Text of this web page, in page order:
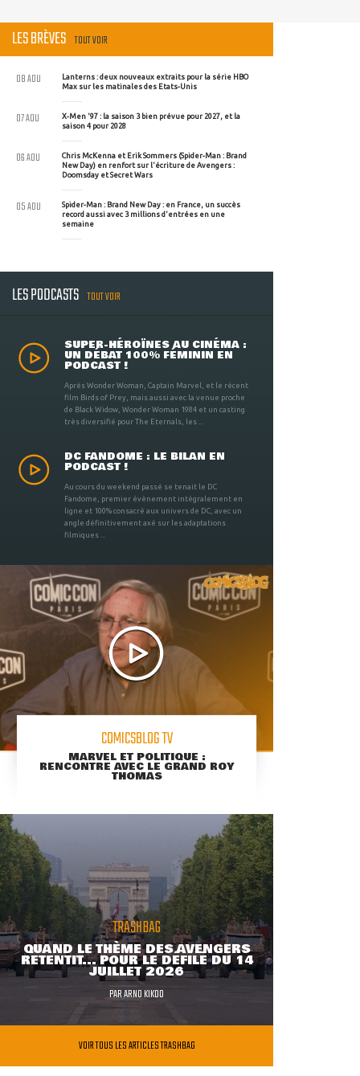
LES BRÈVES TOUT VOIR
Lanterns : deux nouveaux extraits pour la série HBO
Max sur les matinales des Etats-Unis
08 AOU
X-Men '97 : la saison 3 bien prévue pour 2027, et la
saison 4 pour 2028
07 AOU
Chris McKenna et Erik Sommers (Spider-Man : Brand
New Day) en renfort sur l'écriture de Avengers :
Doomsday et Secret Wars
06 AOU
Spider-Man : Brand New Day : en France, un succès
record aussi avec 3 millions d'entrées en une
semaine
05 AOU
LES PODCASTS TOUT VOIR
SUPER-HÉROÏNES AU CINÉMA :
UN DÉBAT 100% FÉMININ EN
PODCAST !
Après Wonder Woman, Captain Marvel, et le récent
film Birds of Prey, mais aussi avec la venue proche
de Black Widow, Wonder Woman 1984 et un casting
très diversifié pour The Eternals, les ...
DC FANDOME : LE BILAN EN
PODCAST !
Au cours du weekend passé se tenait le DC
Fandome, premier évènement intégralement en
ligne et 100% consacré aux univers de DC, avec un
angle définitivement axé sur les adaptations
filmiques ...
COMICSBLOG TV
MARVEL ET POLITIQUE :
RENCONTRE AVEC LE GRAND ROY
THOMAS
TRASHBAG
QUAND LE THÈME DES AVENGERS
RETENTIT... POUR LE DÉFILÉ DU 14
JUILLET 2026
PARARNO KIKOO
VOIR TOUS LES ARTICLES TRASHBAG